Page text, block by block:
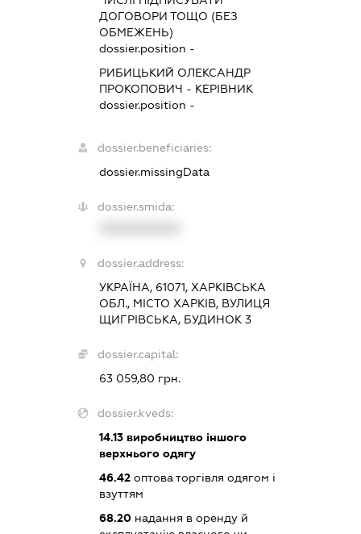
ДОГОВОРИ ТОЩО (БЕЗ
ОБМЕЖЕНЬ)
dossier.position -
РИБИЦЬКИЙ ОЛЕКСАНДР
ПРОКОПОВИЧ - КЕРІВНИК
dossier.position -
dossier.beneficiaries:
dossier.missingData
dossier.smida:
dossier.address:
УКРАЇНА, 61071, ХАРКІВСЬКА
ОБЛ., МІСТО ХАРКІВ, ВУЛИЦЯ
ЩИГРІВСЬКА, БУДИНОК 3
dossier.capital:
63 059,80 грн.
dossier.kveds:
14.13виробництво іншого
верхнього одягу
46.42оптова торгівля одягом і
взуттям
68.20надання в оренду й